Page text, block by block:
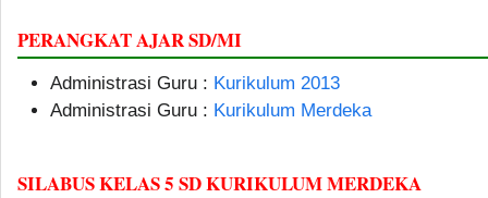
PERANGKAT AJAR SD/MI
Administrasi Guru : Kurikulum 2013
Administrasi Guru : Kurikulum Merdeka
SILABUS KELAS 5 SD KURIKULUM MERDEKA